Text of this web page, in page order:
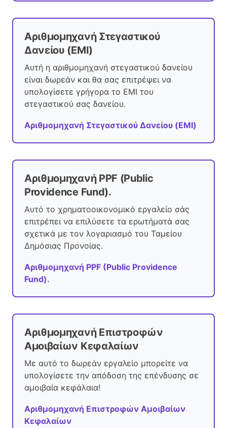
Αριθμομηχανή Στεγαστικού
Δανείου (EMI)
Αυτή η αριθμομηχανή στεγαστικού δανείου
είναι δωρεάν και θα σας επιτρέψει να
υπολογίσετε γρήγορα το EMI του
στεγαστικού σας δανείου.
Αριθμομηχανή Στεγαστικού Δανείου (EMI)
Αριθμομηχανή PPF (Public
Providence Fund).
Αυτό το χρηματοοικονομικό εργαλείο σάς
επιτρέπει να επιλύσετε τα ερωτήματά σας
σχετικά με τον λογαριασμό του Ταμείου
Δημόσιας Προνοίας.
Αριθμομηχανή PPF (Public Providence
Fund).
Αριθμομηχανή Επιστροφών
Αμοιβαίων Κεφαλαίων
Με αυτό το δωρεάν εργαλείο μπορείτε να
υπολογίσετε την απόδοση της επένδυσης σε
αμοιβαία κεφάλαια!
Αριθμομηχανή Επιστροφών Αμοιβαίων
Κεφαλαίων